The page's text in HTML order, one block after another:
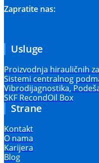
Zapratite nas:
Usluge
Proizvodnja hirauličnih
Sistemi centralnog
Vibrodijagnostika,
SKF RecondOil Box
Strane
Kontakt
O nama
Karijera
Blog